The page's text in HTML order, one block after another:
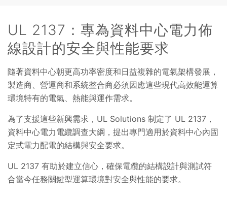
UL 2137：專為資料中心電力佈
線設計的安全與性能要求
隨著資料中心朝更高功率密度和日益複雜的電氣架構發展，
製造商、營運商和系統整合商必須因應這些現代高效能運算
環境特有的電氣、熱能與運作需求。
為了支援這些新興需求，UL Solutions 制定了 UL 2137，
資料中心電力電纜調查大綱，提出專門適用於資料中心內固
定式電力配電的結構與安全要求。
UL 2137 有助於建立信心，確保電纜的結構設計與測試符
合當今任務關鍵型運算環境對安全與性能的要求。